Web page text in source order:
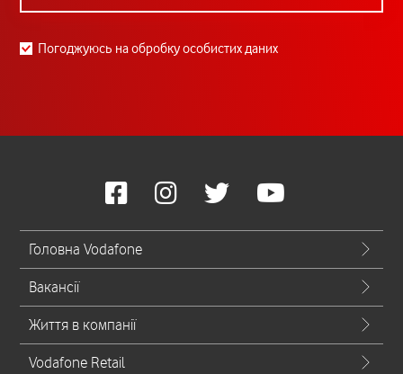
Погоджуюсь на обробку особистих даних
Головна Vodafone
Вакансії
Життя в компанії
Vodafone Retail